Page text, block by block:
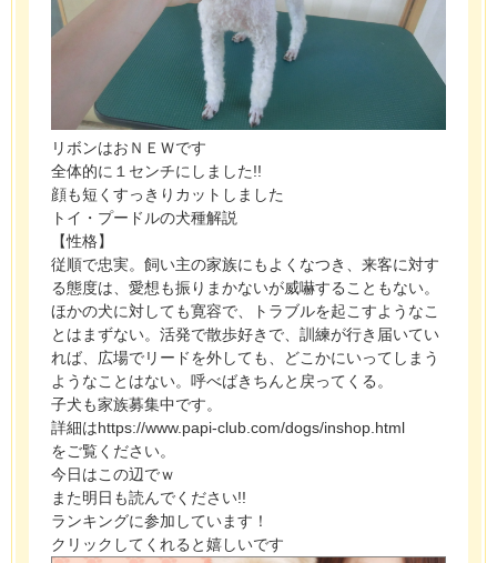
リボンはおＮＥＷです
全体的に１センチにしました!!
顔も短くすっきりカットしました
トイ・プードルの犬種解説
【性格】
従順で忠実。飼い主の家族にもよくなつき、来客に対す
る態度は、愛想も振りまかないが威嚇することもない。
ほかの犬に対しても寛容で、トラブルを起こすようなこ
とはまずない。活発で散歩好きで、訓練が行き届いてい
れば、広場でリードを外しても、どこかにいってしまう
ようなことはない。呼べばきちんと戻ってくる。
子犬も家族募集中です。
詳細はhttps://www.papi-club.com/dogs/inshop.html
をご覧ください。
今日はこの辺でｗ
また明日も読んでください!!
ランキングに参加しています！
クリックしてくれると嬉しいです